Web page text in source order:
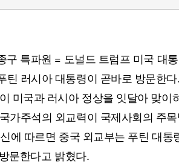
구 특파원 = 도널드 트럼프 미국 대
틴 러시아 대통령이 곧바로 방문한
미국과 러시아 정상을 잇달아 맞이
가주석의 외교력이 국제사회의 주
에 따르면 중국 외교부는 푸틴 대통
문한다고 밝혔다.